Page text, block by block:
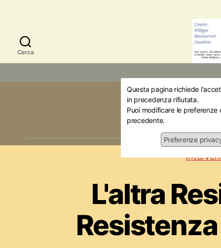
Cerca
Questa pagina richiede
in precedenza rifiutata.
Puoi modificare le
precedente.
Preferenze
L'altra